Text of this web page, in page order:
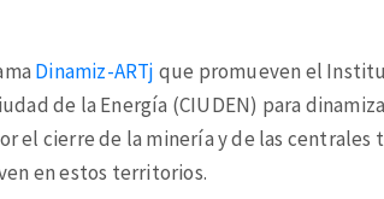
Dinamiz-ARTj que promueven el
de la Energía (CIUDEN) para
el cierre de la minería y de las centrales
en estos territorios.